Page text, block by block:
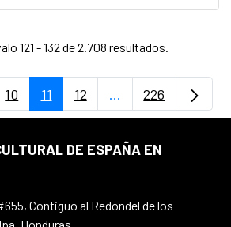
121 - 132 de 2.708 resultados.
intermedias Use TAB para
Página
10 Página
11 Página
12 ...PáginasPágina
226
DE ESPAÑA EN
Contiguo al Redondel de los